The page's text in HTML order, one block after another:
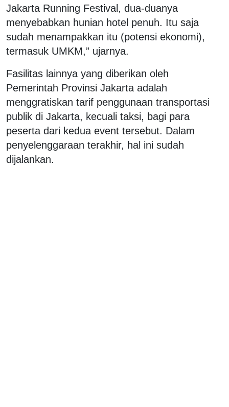
Jakarta Running Festival, dua-duanya
menyebabkan hunian hotel penuh. Itu saja
sudah menampakkan itu (potensi ekonomi),
termasuk UMKM,” ujarnya.
Fasilitas lainnya yang diberikan oleh
Pemerintah Provinsi Jakarta adalah
menggratiskan tarif penggunaan transportasi
publik di Jakarta, kecuali taksi, bagi para
peserta dari kedua event tersebut. Dalam
penyelenggaraan terakhir, hal ini sudah
dijalankan.